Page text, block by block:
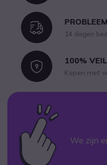
Icon14 dagen
Icon100%
Kopen met
We zijn